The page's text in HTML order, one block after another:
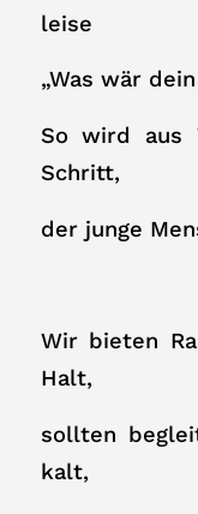
leise
„Was wär
So wird aus
Schritt,
der junge
Wir bieten
Halt,
sollten
kalt,